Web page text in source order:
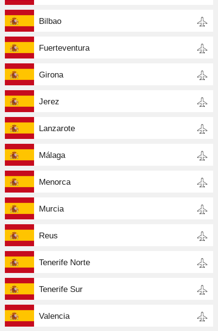
Bilbao
Fuerteventura
Girona
Jerez
Lanzarote
Málaga
Menorca
Murcia
Reus
Tenerife Norte
Tenerife Sur
Valencia